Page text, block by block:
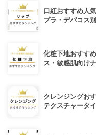
口紅おすすめ人
プラ・デパコス
化粧下地おすす
ス・敏感肌向け
クレンジングお
テクスチャータ